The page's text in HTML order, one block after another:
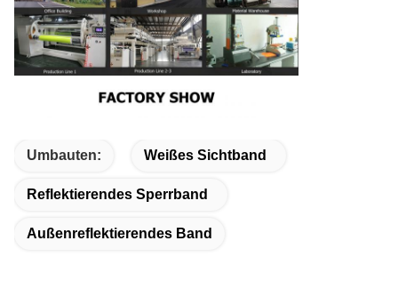
Umbauten: Weißes Sichtband
Reflektierendes Sperrband
Außenreflektierendes Band